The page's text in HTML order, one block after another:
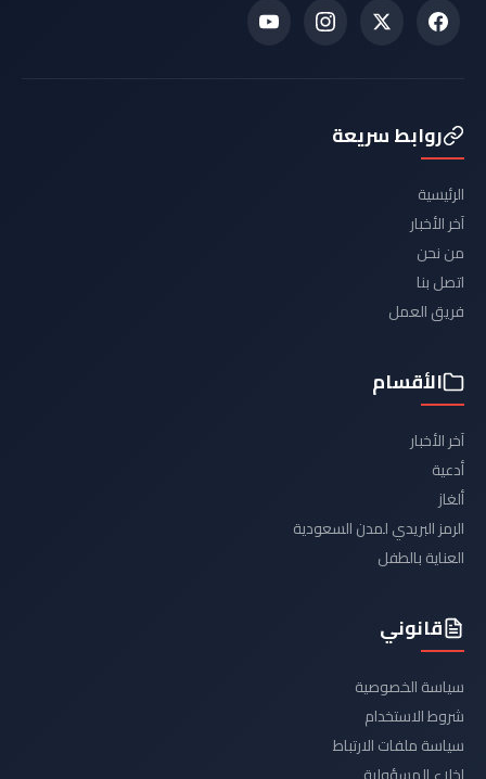
روابط سريعة
الرئيسية
آخر الأخبار
من نحن
اتصل بنا
فريق العمل
الأقسام
آخر الأخبار
أدعية
ألغاز
الرمز البريدي لمدن السعودية
العناية بالطفل
قانوني
سياسة الخصوصية
شروط الاستخدام
سياسة ملفات الارتباط